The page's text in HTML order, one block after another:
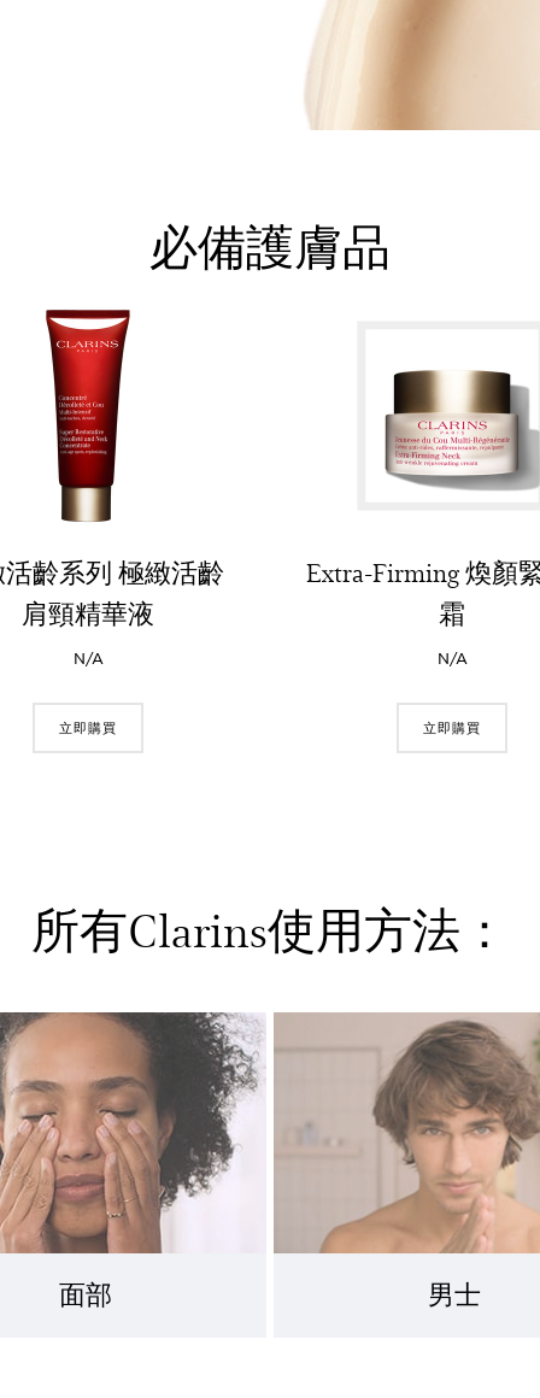
必備護膚品
齡系列 極緻活齡
肩頸精華液
N/A
立即購買
Extra-Firming 煥顏
霜
N/A
立即購買
所有Clarins使用方法：
面部 男士